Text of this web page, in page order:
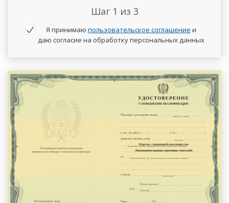
Шаг 1 из 3
Я принимаю пользовательское соглашение и
даю согласие на обработку персональных данных